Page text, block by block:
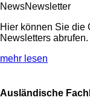
NewsNewsletter
Hier können Sie die
Newsletters abrufen.
mehr lesen
Ausländische